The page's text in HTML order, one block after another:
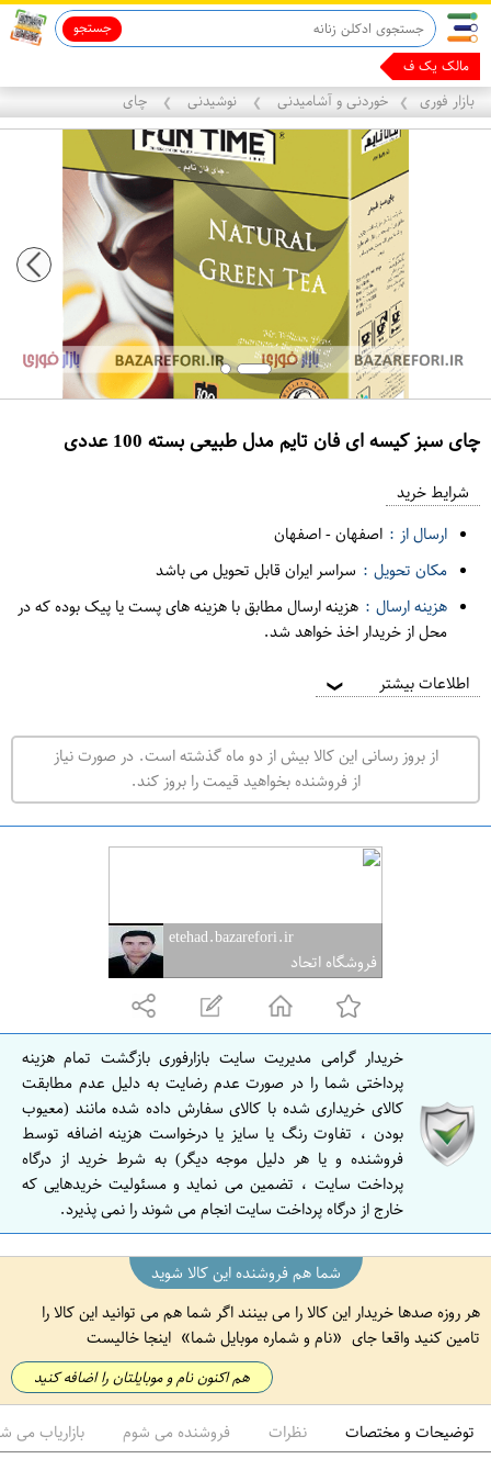
جستجو
مالک یک فروشگاه ب
بازار فوری ❯ خوردنی و آشامیدنی ❯ نوشیدنی ❯ چای
چای سبز کیسه ای فان تایم مدل طبیعی بسته 100 عددی
ر
ت
ه
ر
ا
ا
ص
ف
ه
ا
ن
شرایط خرید
ارسال از : اصفهان-اصفهان
مکان تحویل : سراسر ایران قابل تحویل می باشد
هزینه ارسال : هزینه ارسال مطابق با هزینه های پست یا پیک بوده که در
محل از خریدار اخذ خواهد شد.
اطلاعات بیشتر ❯
از بروز رسانی این کالا بیش از دو ماه گذشته است. در صورت نیاز
از فروشنده بخواهید قیمت را بروز کند.
etehad.bazarefori.ir
فروشگاه اتحاد
خریدار گرامی مدیریت سایت بازارفوری بازگشت تمام هزینه
پرداختی شما را در صورت عدم رضایت به دلیل عدم مطابقت
کالای خریداری شده با کالای سفارش داده شده مانند (معیوب
بودن ، تفاوت رنگ یا سایز یا درخواست هزینه اضافه توسط
فروشنده و یا هر دلیل موجه دیگر) به شرط خرید از درگاه
پرداخت سایت ، تضمین می نماید و مسئولیت خریدهایی که
خارج از درگاه پرداخت سایت انجام می شوند را نمی پذیرد.
شما هم فروشنده این کالا شوید
هر روزه صدها خریدار این کالا را می بینند اگر شما هم می توانید این کالا را
تامین کنید واقعا جای
نام و شماره موبایل شما اینجا خالیست
هم اکنون نام و موبایلتان را اضافه کنید
توضیحات و مختصات نظرات فروشنده می شوم بازاریاب می